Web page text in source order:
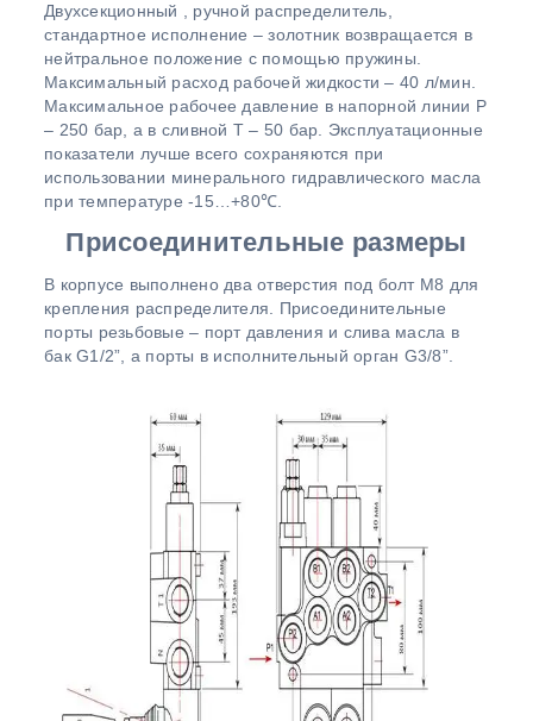
Двухсекционный , ручной распределитель,
стандартное исполнение – золотник возвращается в
нейтральное положение с помощью пружины.
Максимальный расход рабочей жидкости – 40 л/мин.
Максимальное рабочее давление в напорной линии Р
– 250 бар, а в сливной Т – 50 бар. Эксплуатационные
показатели лучше всего сохраняются при
использовании минерального гидравлического масла
при температуре -15…+80℃.
Присоединительные размеры
В корпусе выполнено два отверстия под болт М8 для
крепления распределителя. Присоединительные
порты резьбовые – порт давления и слива масла в
бак G1/2”, а порты в исполнительный орган G3/8”.